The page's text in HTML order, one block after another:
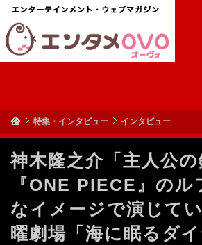
特集・インタビュー インタビュー
神木隆之介「主人公の
『ONE PIECE』のル
なイメージで演じて
曜劇場「海に眠るダイ